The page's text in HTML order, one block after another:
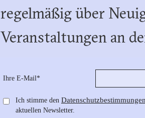
regelmäßig über
Veranstaltungen an